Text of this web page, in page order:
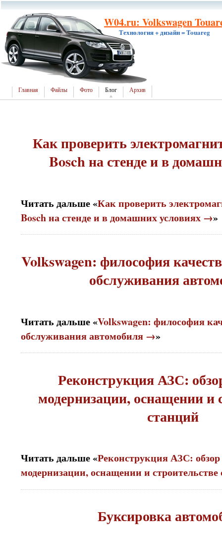
W04.ru: Volkswagen
Технология + дизайн = Touareg
Главная Файлы Фото Блог Архив
Как проверить
Bosch на стенде и в
Читать дальше «Как проверить
Bosch на стенде и в домашних условиях →»
Volkswagen: философия
обслуживания
Читать дальше «Volkswagen: философия
обслуживания автомобиля →»
Реконструкция АЗС:
модернизации, оснащении и
станций
Читать дальше «Реконструкция АЗС: обзор
модернизации, оснащении и
Буксировка